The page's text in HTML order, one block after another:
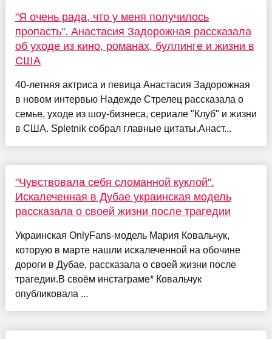
"Я очень рада, что у меня получилось
пропасть". Анастасия Задорожная рассказала
об уходе из кино, романах, буллинге и жизни в
США
40-летняя актриса и певица Анастасия Задорожная
в новом интервью Надежде Стрелец рассказала о
семье, уходе из шоу-бизнеса, сериале "Клуб" и жизни
в США. Spletnik собрал главные цитаты.Анаст...
"Чувствовала себя сломанной куклой".
Искалеченная в Дубае украинская модель
рассказала о своей жизни после трагедии
Украинская OnlyFans-модель Мария Ковальчук,
которую в марте нашли искалеченной на обочине
дороги в Дубае, рассказала о своей жизни после
трагедии.В своём инстаграме* Ковальчук
опубликовала ...